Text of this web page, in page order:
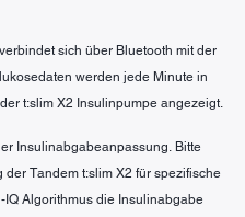
sich über Bluetooth mit der
werden jede Minute in
t:slim X2 Insulinpumpe angezeigt.
Insulinabgabeanpassung. Bitte
Tandem t:slim X2 für spezifische
IQ Algorithmus die Insulinabgabe